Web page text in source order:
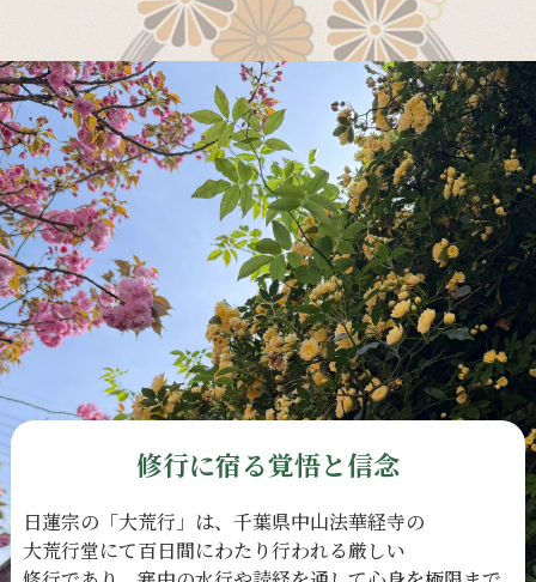
修行に宿る覚悟と信念
日蓮宗の 「大荒行」は、 千葉県中山法華経寺の
大荒行堂にて百日間にわたり行われる厳しい